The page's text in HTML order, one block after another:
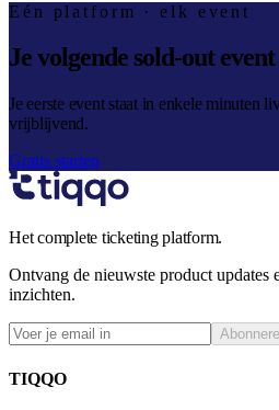
Eén platform · elk event
Je volgende sold-out
Je eerste event staat in enkele minuten
vrijblijvend.
Gratis starten
Het complete ticketing platform.
Ontvang de nieuwste product updates
inzichten.
TIQQO